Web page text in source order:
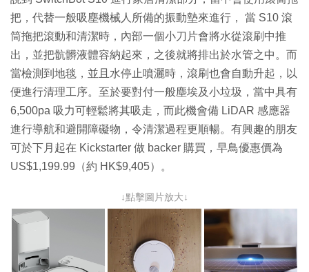
把，代替一般吸塵機械人所備的振動墊來進行， 當 S10 滾
筒拖把滾動和清潔時，內部一個小刀片會將水從滾刷中推
出，並把骯髒液體容納起來，之後就將排出於水管之中。而
當檢測到地毯，並且水停止噴灑時，滾刷也會自動升起，以
便進行清理工序。至於要對付一般塵埃及小垃圾，當中具有
6,500pa 吸力可輕鬆將其吸走，而此機會備 LiDAR 感應器
進行導航和避開障礙物，令清潔過程更順暢。有興趣的朋友
可於下月起在 Kickstarter 做 backer 購買，早鳥優惠價為
US$1,199.99（約 HK$9,405）。
↓點擊圖片放大↓